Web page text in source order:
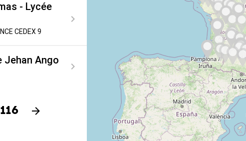
- Lycée
CEDEX 9
Jehan Ango
116
Suivant